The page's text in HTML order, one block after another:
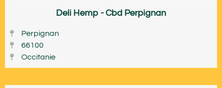
Deli Hemp - Cbd Perpignan
Perpignan
66100
Occitanie